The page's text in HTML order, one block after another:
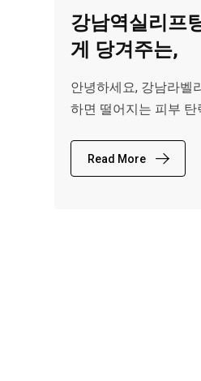
강남역실리프
게 당겨주는,
안녕하세요, 강남라벨
하면 떨어지는 피부 탄
Read More